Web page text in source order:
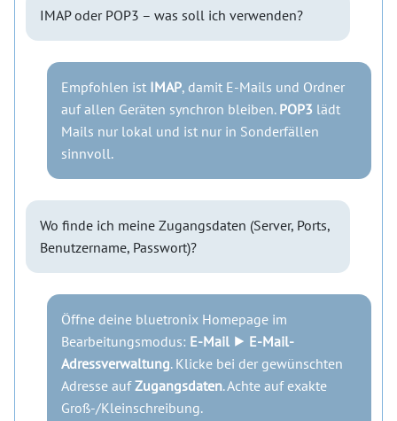
IMAP oder POP3 – was soll ich verwenden?
Empfohlen ist IMAP, damit E-Mails und Ordner
auf allen Geräten synchron bleiben. POP3 lädt
Mails nur lokal und ist nur in Sonderfällen
sinnvoll.
Wo finde ich meine Zugangsdaten (Server, Ports,
Benutzername, Passwort)?
Öffne deine bluetronix Homepage im
Bearbeitungsmodus: E-Mail ⯈ E-Mail-
Adressverwaltung. Klicke bei der gewünschten
Adresse aufZugangsdaten. Achte auf exakte
Groß-/Kleinschreibung.